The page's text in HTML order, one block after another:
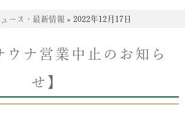
ース・最新情報 » 2022年12月17日
ウナ営業中止のお知ら
せ】